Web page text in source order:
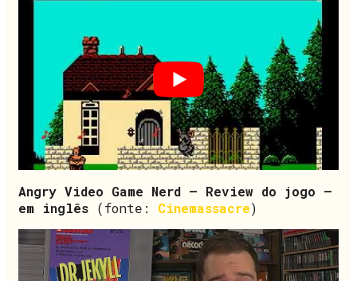
Angry Video Game Nerd – Review do jogo –
em inglês (fonte: Cinemassacre)